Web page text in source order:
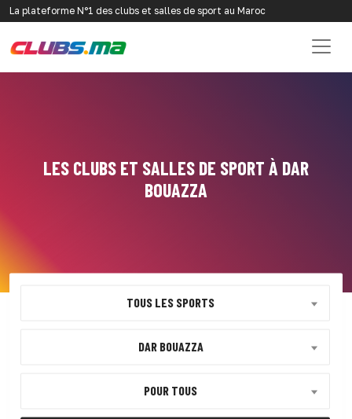
La plateforme N°1 des clubs et salles de sport au Maroc
LES CLUBS ET SALLES DE SPORT À DAR
BOUAZZA
TOUS LES SPORTS
DAR BOUAZZA
POUR TOUS